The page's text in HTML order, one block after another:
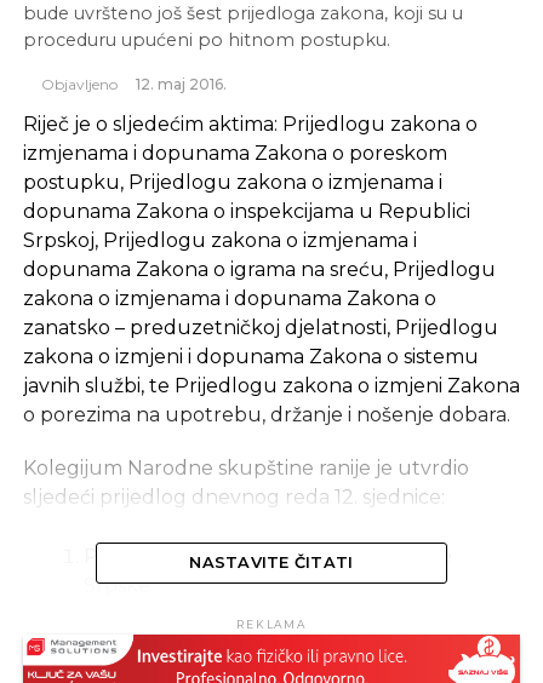
bude uvršteno još šest prijedloga zakona, koji su u
proceduru upućeni po hitnom postupku.
Objavljeno 12. maj 2016.
Riječ je o sljedećim aktima: Prijedlogu zakona o
izmjenama i dopunama Zakona o poreskom
postupku, Prijedlogu zakona o izmjenama i
dopunama Zakona o inspekcijama u Republici
Srpskoj, Prijedlogu zakona o izmjenama i
dopunama Zakona o igrama na sreću, Prijedlogu
zakona o izmjenama i dopunama Zakona o
zanatsko – preduzetničkoj djelatnosti, Prijedlogu
zakona o izmjeni i dopunama Zakona o sistemu
javnih službi, te Prijedlogu zakona o izmjeni Zakona
o porezima na upotrebu, držanje i nošenje dobara.
Kolegijum Narodne skupštine ranije je utvrdio
sljedeći prijedlog dnevnog reda 12. sjednice:
Pitanja predsjedniku Vlade Republike
Srpske;
Prijedlog zakona o bibliotečko –
informacionoj djelatnosti;
NASTAVITE ČITATI
REKLAMA